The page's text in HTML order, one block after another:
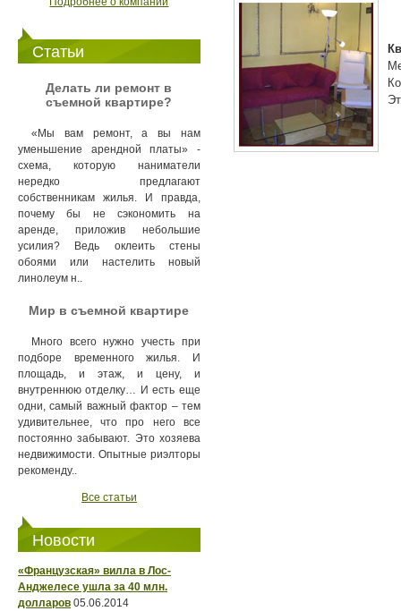
Статьи
Делать ли ремонт в
съемной квартире?
«Мы вам ремонт, а вы нам
уменьшение арендной платы» -
схема, которую наниматели
нередко предлагают
собственникам жилья. И правда,
почему бы не сэкономить на
аренде, приложив небольшие
усилия? Ведь оклеить стены
обоями или настелить новый
линолеум н..
Мир в съемной квартире
Много всего нужно учесть при
подборе временного жилья. И
площадь, и этаж, и цену, и
внутреннюю отделку… И есть еще
одни, самый важный фактор – тем
удивительнее, что про него все
постоянно забывают. Это хозяева
недвижимости. Опытные риэлторы
рекоменду..
Все статьи
Новости
«Французская» вилла в Лос-
Анджелесе ушла за 40 млн.
долларов 05.06.2014